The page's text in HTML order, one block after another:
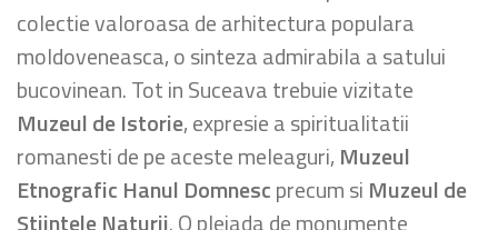
colectie valoroasa de arhitectura populara
moldoveneasca, o sinteza admirabila a satului
bucovinean. Tot in Suceava trebuie vizitate
Muzeul de Istorie, expresie a spiritualitatii
romanesti de pe aceste meleaguri, Muzeul
Etnografic Hanul Domnescprecum si Muzeul de
Stiintele Naturii. O pleiada de monumente